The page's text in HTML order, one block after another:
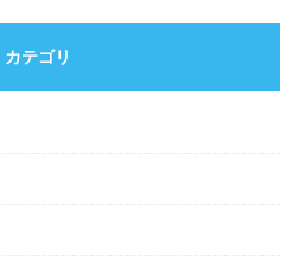
カテゴリ